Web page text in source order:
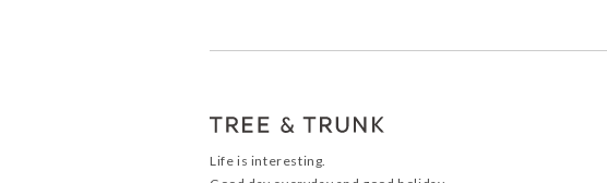
Life is interesting.